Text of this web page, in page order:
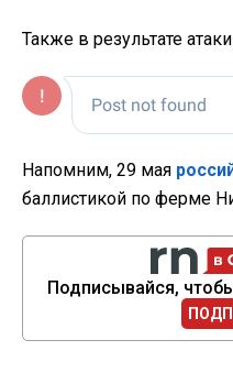
Также в результате
Напомним, 29 мая
баллистикой по ферме
Подписывайся,